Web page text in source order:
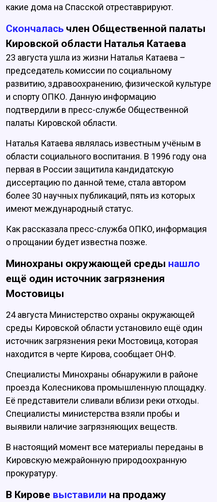
какие дома на Спасской отреставрируют.
Скончалась член Общественной палаты
Кировской области Наталья Катаева
23 августа ушла из жизни Наталья Катаева –
председатель комиссии по социальному
развитию, здравоохранению, физической культуре
и спорту ОПКО. Данную информацию
подтвердили в пресс-службе Общественной
палаты Кировской области.
Наталья Катаева являлась известным учёным в
области социального воспитания. В 1996 году она
первая в России защитила кандидатскую
диссертацию по данной теме, стала автором
более 30 научных публикаций, пять из которых
имеют международный статус.
Как рассказала пресс-служба ОПКО, информация
о прощании будет известна позже.
Минохраны окружающей среды нашло
ещё один источник загрязнения
Мостовицы
24 августа Министерство охраны окружающей
среды Кировской области установило ещё один
источник загрязнения реки Мостовица, которая
находится в черте Кирова, сообщает ОНФ.
Специалисты Минохраны обнаружили в районе
проезда Колесникова промышленную площадку.
Её представители сливали вблизи реки отходы.
Специалисты министерства взяли пробы и
выявили наличие загрязняющих веществ.
В настоящий момент все материалы переданы в
Кировскую межрайонную природоохранную
прокуратуру.
В Кирове выставили на продажу